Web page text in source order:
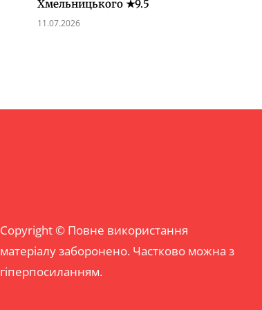
Хмельницького ★9.5
11.07.2026
Copyright © Повне використання
матеріалу заборонено. Частково можна з
гіперпосиланням.